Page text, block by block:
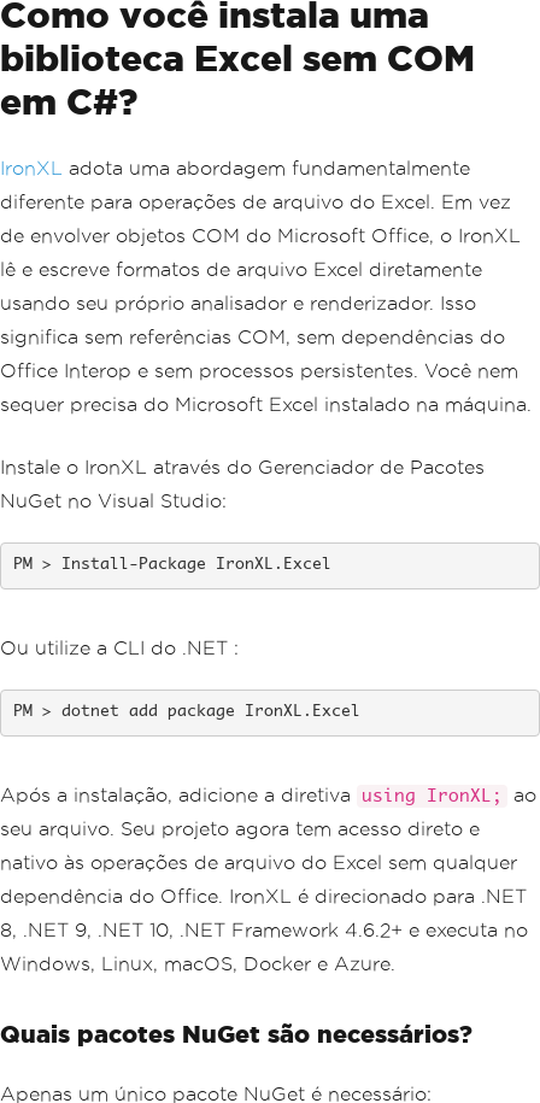
Como você instala uma
biblioteca Excel sem COM
em C#?
IronXL
adota uma abordagem fundamentalmente
diferente para operações de arquivo do Excel. Em vez
de envolver objetos COM do Microsoft Office, o IronXL
lê e escreve formatos de arquivo Excel diretamente
usando seu próprio analisador e renderizador. Isso
significa sem referências COM, sem dependências do
Office Interop e sem processos persistentes. Você nem
sequer precisa do Microsoft Excel instalado na máquina.
Instale o IronXL através do Gerenciador de Pacotes
NuGet no Visual Studio:
Install-Package IronXL.Excel
Ou utilize a CLI do .NET :
dotnet add package IronXL.Excel
Após a instalação, adicione a diretiva using IronXL;
ao
seu arquivo. Seu projeto agora tem acesso direto e
nativo às operações de arquivo do Excel sem qualquer
dependência do Office. IronXL é direcionado para .NET
8, .NET 9, .NET 10, .NET Framework 4.6.2+ e executa no
Windows, Linux, macOS, Docker e Azure.
Quais pacotes NuGet são necessários?
Apenas um único pacote NuGet é necessário: